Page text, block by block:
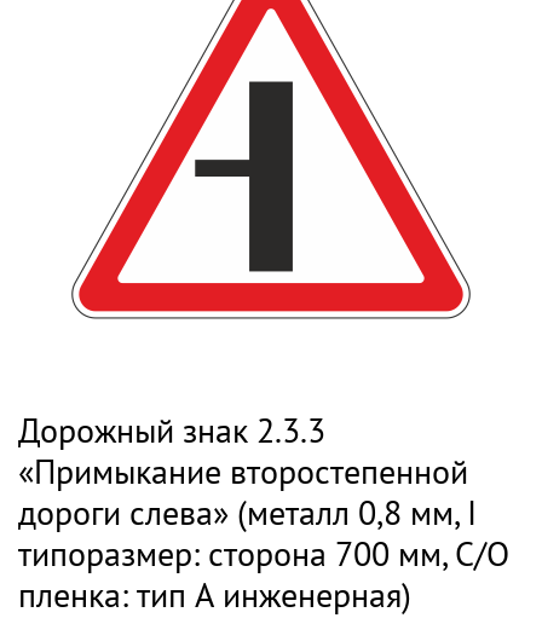
Дорожный знак 2.3.3
«Примыкание второстепенной
дороги слева» (металл 0,8 мм, I
типоразмер: сторона 700 мм, С/О
пленка: тип А инженерная)